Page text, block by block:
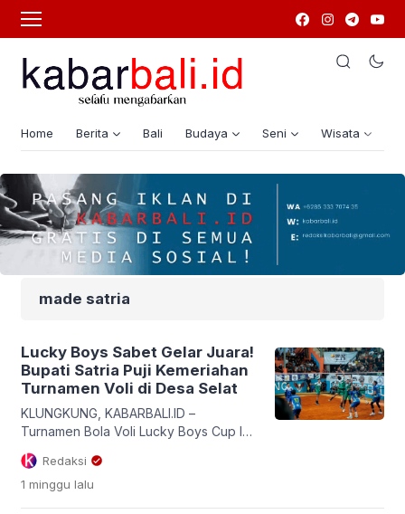
Home Berita Bali Budaya Seni Wisata
made satria
Lucky Boys Sabet Gelar Juara!
Bupati Satria Puji Kemeriahan
Turnamen Voli di Desa Selat
KLUNGKUNG, KABARBALI.ID –
Turnamen Bola Voli Lucky Boys Cup I
Tahun 2026 yang bergulir di GOR Abdi
Winangun, Dusun Gembalan, Desa
Selat, Kabupaten Klungkung, resmi
Redaksi
1 minggu lalu